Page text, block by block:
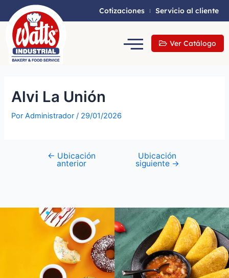
Cotizaciones Servicio al cliente
Ver Catálogo
Alvi La Unión
PorAdministrador/ 29/01/2026
← Ubicación
anterior
Ubicación
siguiente →